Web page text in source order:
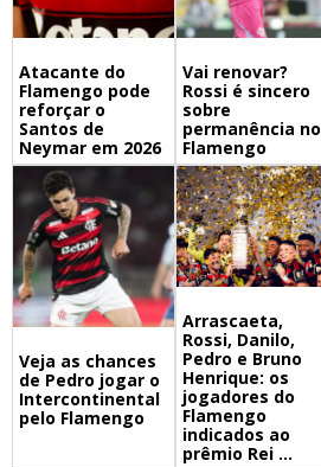
Atacante do
Flamengo pode
reforçar o
Santos de
Neymar em 2026
Vai renovar?
Rossi é sincero
sobre
permanência no
Flamengo
Veja as chances
de Pedro jogar o
Intercontinental
pelo Flamengo
Arrascaeta,
Rossi, Danilo,
Pedro e Bruno
Henrique: os
jogadores do
Flamengo
indicados ao
prêmio Rei ...